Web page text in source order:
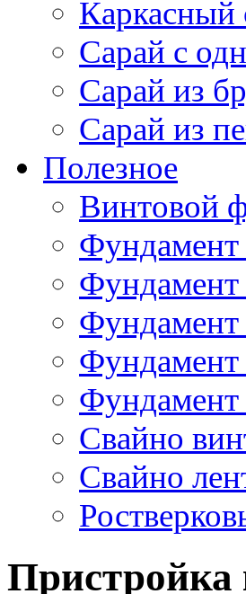
Веранда к
Веранда к
Закрытая
Открытая
Терраса к дому
Терраса к
Терраса из
Открытая
Сарай для
Каркасный
Сарай с
Сарай из
Сарай из
Полезное
Винтовой